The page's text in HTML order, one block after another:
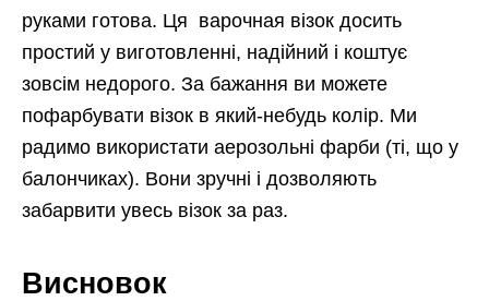
руками готова. Ця варочная візок досить
простий у виготовленні, надійний і коштує
зовсім недорого. За бажання ви можете
пофарбувати візок в який-небудь колір. Ми
радимо використати аерозольні фарби (ті, що у
балончиках). Вони зручні і дозволяють
забарвити увесь візок за раз.
Висновок